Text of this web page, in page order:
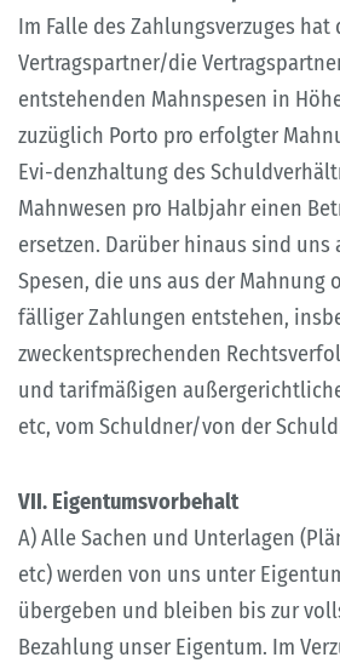
Im Falle des Zahlungsverzuges hat
Vertragspartner/die
entstehenden Mahnspesen in
zuzüglich Porto pro erfolgter
Evi-denzhaltung des
Mahnwesen pro Halbjahr einen
ersetzen. Darüber hinaus sind uns
Spesen, die uns aus der Mahnung
fälliger Zahlungen entstehen,
zweckentsprechenden
und tarifmäßigen
etc, vom Schuldner/von der
VII. Eigentumsvorbehalt
A) Alle Sachen und Unterlagen
etc) werden von uns unter
übergeben und bleiben bis zur
Bezahlung unser Eigentum. Im